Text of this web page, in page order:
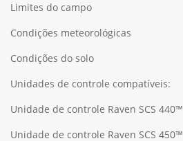
Limites do campo
Condições meteorológicas
Condições do solo
Unidades de controle compatíveis:
Unidade de controle Raven SCS 440™
Unidade de controle Raven SCS 450™